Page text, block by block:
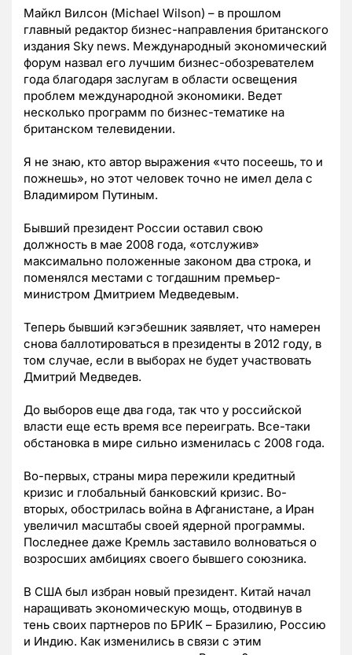
Майкл Вилсон (Michael Wilson) – в прошлом
главный редактор бизнес-направления британского
издания Sky news. Международный экономический
форум назвал его лучшим бизнес-обозревателем
года благодаря заслугам в области освещения
проблем международной экономики. Ведет
несколько программ по бизнес-тематике на
британском телевидении.
Я не знаю, кто автор выражения «что посеешь, то и
пожнешь», но этот человек точно не имел дела с
Владимиром Путиным.
Бывший президент России оставил свою
должность в мае 2008 года, «отслужив»
максимально положенные законом два строка, и
поменялся местами с тогдашним премьер-
министром Дмитрием Медведевым.
Теперь бывший кэгэбешник заявляет, что намерен
снова баллотироваться в президенты в 2012 году, в
том случае, если в выборах не будет участвовать
Дмитрий Медведев.
До выборов еще два года, так что у российской
власти еще есть время все переиграть. Все-таки
обстановка в мире сильно изменилась с 2008 года.
Во-первых, страны мира пережили кредитный
кризис и глобальный банковский кризис. Во-
вторых, обострилась война в Афганистане, а Иран
увеличил масштабы своей ядерной программы.
Последнее даже Кремль заставило волноваться о
возросших амбициях своего бывшего союзника.
В США был избран новый президент. Китай начал
наращивать экономическую мощь, отодвинув в
тень своих партнеров по БРИК – Бразилию, Россию
и Индию. Как изменились в связи с этим